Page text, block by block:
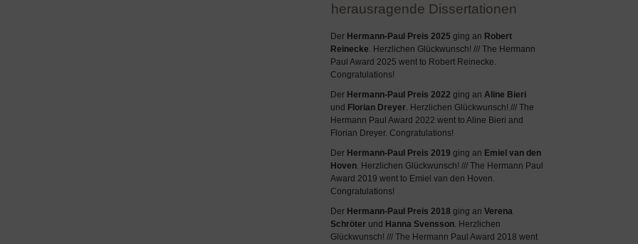
herausragende Dissertationen
Der Hermann-Paul Preis 2025 ging an Robert
Reinecke. Herzlichen Glückwunsch! /// The Hermann
Paul Award 2025 went to Robert Reinecke.
Congratulations!
Der Hermann-Paul Preis 2022 ging an Aline Bieri
und Florian Dreyer. Herzlichen Glückwunsch! /// The
Hermann Paul Award 2022 went to Aline Bieri and
Florian Dreyer. Congratulations!
Der Hermann-Paul Preis 2019 ging an Emiel van den
Hoven. Herzlichen Glückwunsch! /// The Hermann Paul
Award 2019 went to Emiel van den Hoven.
Congratulations!
Der Hermann-Paul Preis 2018 ging an Verena
Schröter und Hanna Svensson. Herzlichen
Glückwunsch! /// The Hermann Paul Award 2018 went